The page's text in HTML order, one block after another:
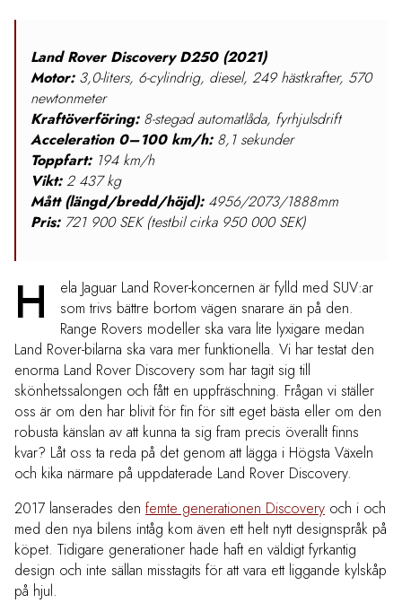
Land Rover Discovery D250 (2021)
Motor:3,0-liters, 6-cylindrig, diesel, 249 hästkrafter, 570
newtonmeter
Kraftöverföring:8-stegad automatlåda, fyrhjulsdrift
Acceleration0–100 km/h:8,1 sekunder
Toppfart:194 km/h
Vikt:2 437 kg
Mått (längd/bredd/höjd):4956/2073/1888mm
Pris:721 900 SEK (testbil cirka 950 000 SEK)
H
ela Jaguar Land Rover-koncernen är fylld med SUV:ar
som trivs bättre bortom vägen snarare än på den.
Range Rovers modeller ska vara lite lyxigare medan
Land Rover-bilarna ska vara mer funktionella. Vi har testat den
enorma Land Rover Discovery som har tagit sig till
skönhetssalongen och fått en uppfräschning. Frågan vi ställer
oss är om den har blivit för fin för sitt eget bästa eller om den
robusta känslan av att kunna ta sig fram precis överallt finns
kvar? Låt oss ta reda på det genom att lägga i Högsta Växeln
och kika närmare på uppdaterade Land Rover Discovery.
2017 lanserades den femte generationen Discovery och i och
med den nya bilens intåg kom även ett helt nytt designspråk på
köpet. Tidigare generationer hade haft en väldigt fyrkantig
design och inte sällan misstagits för att vara ett liggande kylskåp
på hjul.